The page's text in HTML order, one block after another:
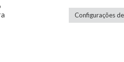
Os novos
Configurações